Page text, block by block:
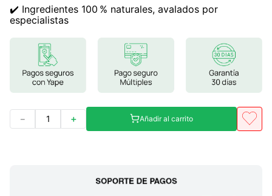
✔️ Ingredientes 100 % naturales, avalados por
especialistas
＋
－ Añadir al carrito